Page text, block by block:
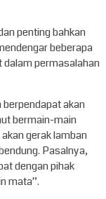
penting bahkan
beberapa
dalam permasalahan
akan
bermain-main
gerak lamban
Pasalnya,
dengan pihak
mata”.